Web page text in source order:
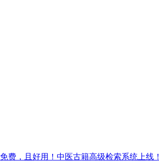
免费，且好用！中医古籍高级检索系统上线！